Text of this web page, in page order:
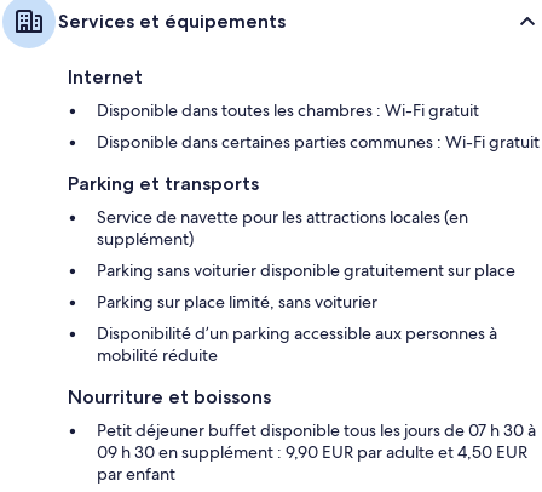
Services et équipements
Internet
Disponible dans toutes les chambres : Wi-Fi gratuit
Disponible dans certaines parties communes : Wi-Fi gratuit
Parking et transports
Service de navette pour les attractions locales (en
supplément)
Parking sans voiturier disponible gratuitement sur place
Parking sur place limité, sans voiturier
Disponibilité d’un parking accessible aux personnes à
mobilité réduite
Nourriture et boissons
Petit déjeuner buffet disponible tous les jours de 07 h 30 à
09 h 30 en supplément : 9,90 EUR par adulte et 4,50 EUR
par enfant